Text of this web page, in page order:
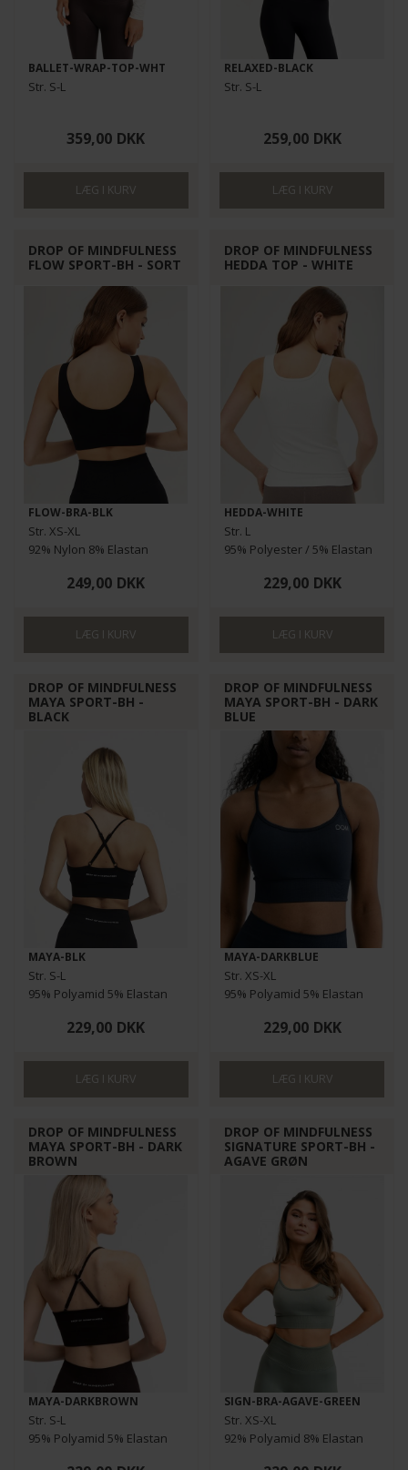
BALLET-WRAP-TOP-WHT
Str. S-L
359,00 DKK
RELAXED-BLACK
Str. S-L
259,00 DKK
DROP OF MINDFULNESS
FLOW SPORT-BH - SORT
FLOW-BRA-BLK
Str. XS-XL
92% Nylon 8% Elastan
249,00 DKK
DROP OF MINDFULNESS
HEDDA TOP - WHITE
HEDDA-WHITE
Str. L
95% Polyester / 5% Elastan
229,00 DKK
DROP OF MINDFULNESS
MAYA SPORT-BH -
BLACK
MAYA-BLK
Str. S-L
95% Polyamid 5% Elastan
229,00 DKK
DROP OF MINDFULNESS
MAYA SPORT-BH - DARK
BLUE
MAYA-DARKBLUE
Str. XS-XL
95% Polyamid 5% Elastan
229,00 DKK
DROP OF MINDFULNESS
MAYA SPORT-BH - DARK
BROWN
MAYA-DARKBROWN
Str. S-L
95% Polyamid 5% Elastan
DROP OF MINDFULNESS
SIGNATURE SPORT-BH -
AGAVE GRØN
SIGN-BRA-AGAVE-GREEN
Str. XS-XL
92% Polyamid 8% Elastan